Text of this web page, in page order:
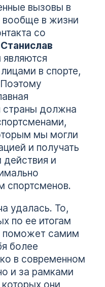
вызовы в
в жизни
со
Станислав
в спорте,
страны должна
мы могли
и получать
и
спортсменов.
удалась. То,
по ее итогам
поможет самим
более
в современном
и за рамками
они